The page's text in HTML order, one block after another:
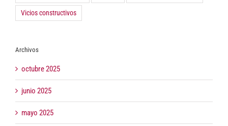
Vicios constructivos
Archivos
octubre 2025
junio 2025
mayo 2025